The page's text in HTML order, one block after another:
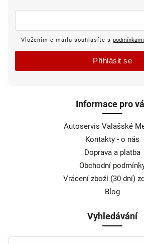
Informace pro
Autoservis Valašské
Kontakty - o nás
Doprava a platba
Obchodní
Vrácení zboží (30 dní)
Blog
Vyhledávání
Vložením e-mailu souhlasíte s
Přihlásit se